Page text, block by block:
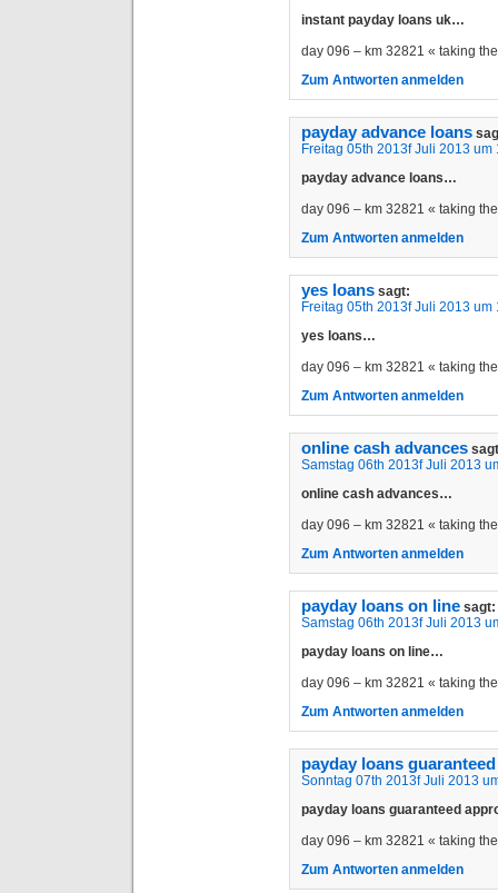
instant payday loans uk…
day 096 – km 32821 « taking
Zum Antworten anmelden
payday advance loans
Freitag 05th 2013f Juli 2013 um
payday advance loans…
day 096 – km 32821 « taking
Zum Antworten anmelden
yes loans sagt:
Freitag 05th 2013f Juli 2013 um
yes loans…
day 096 – km 32821 « taking
Zum Antworten anmelden
online cash advances
Samstag 06th 2013f Juli 2013
online cash advances…
day 096 – km 32821 « taking
Zum Antworten anmelden
payday loans on line sagt:
Samstag 06th 2013f Juli 2013
payday loans on line…
day 096 – km 32821 « taking
Zum Antworten anmelden
payday loans
Sonntag 07th 2013f Juli 2013
payday loans guaranteed
day 096 – km 32821 « taking
Zum Antworten anmelden